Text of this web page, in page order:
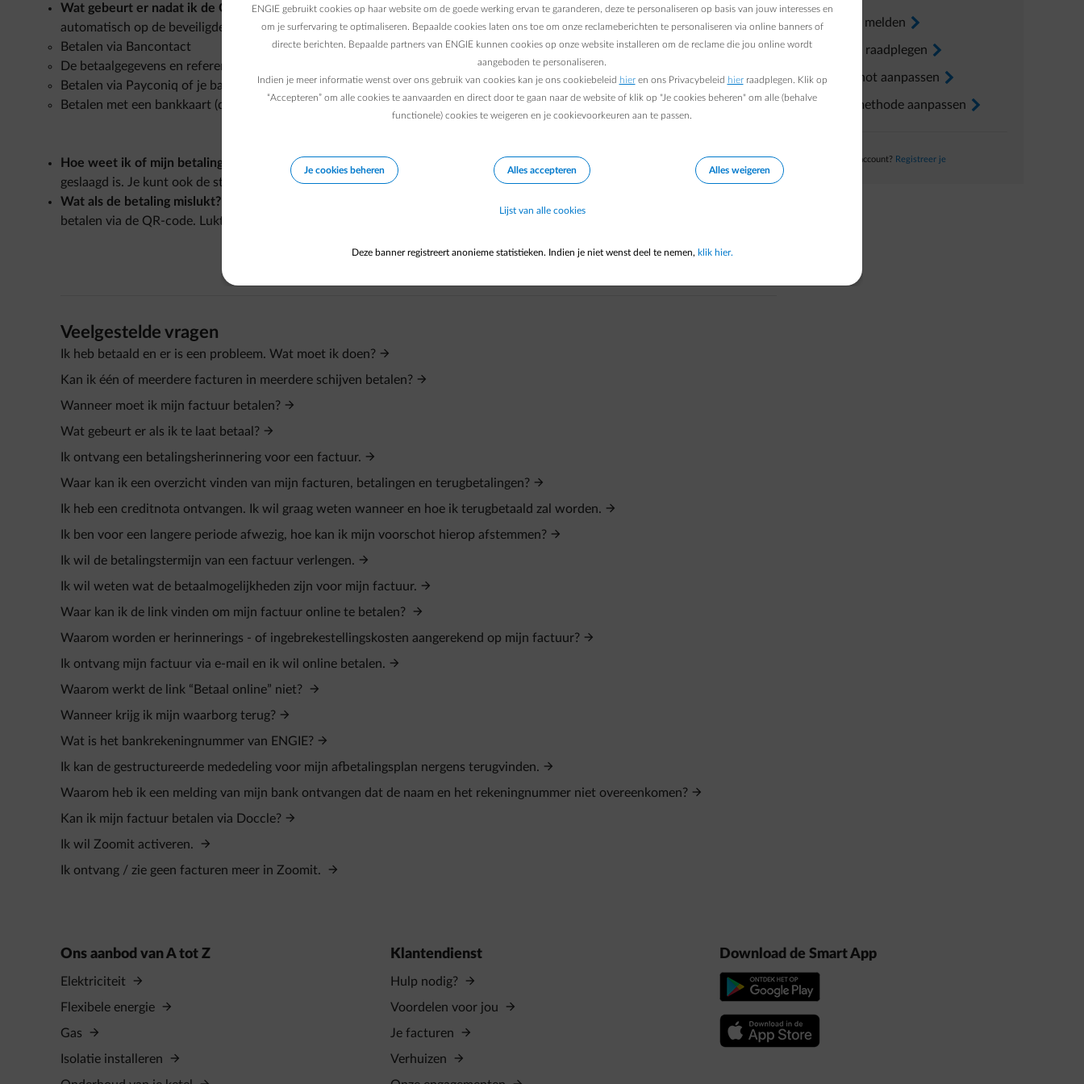
Wat gebeurt er nadat ik de QR-code heb gescand?Na het scannen kom je eerst op een ENGIE-startpagina, en daarna
automatisch op de beveiligde betaalpagina van CCV. Daar heb je verschillende betaalopties:
Betalen via Bancontact
De betaalgegevens en referentie controleren
Betalen via Payconiq of je bankapp (door de QR-code op die pagina te scannen)
Betalen met een bankkaart (door je kaartgegevens in te voeren)
Hoe weet ik of mijn betaling gelukt is?
Na de betaling kom je op een tussenpagina van ENGIE die bevestigt dat je betaling
geslaagd is. Je kunt ook de status van je betaling bekijken in het factuuroverzicht via je klantenzone.
Wat als de betaling mislukt?
betalen via de QR-code. Lukt dat niet, dan kun je altijd een klassieke overschrijving doen.
Veelgestelde vragen
Ik heb betaald en er is een probleem. Wat moet ik doen?
Kan ik één of meerdere facturen in meerdere schijven betalen?
Wanneer moet ik mijn factuur betalen?
Wat gebeurt er als ik te laat betaal?
Ik ontvang een betalingsherinnering voor een factuur.
Waar kan ik een overzicht vinden van mijn facturen, betalingen en terugbetalingen?
Ik heb een creditnota ontvangen. Ik wil graag weten wanneer en hoe ik terugbetaald zal worden.
Ik ben voor een langere periode afwezig, hoe kan ik mijn voorschot hierop afstemmen?
Ik wil de betalingstermijn van een factuur verlengen.
Ik wil weten wat de betaalmogelijkheden zijn voor mijn factuur.
Waar kan ik de link vinden om mijn factuur online te betalen?
Waarom worden er herinnerings - of ingebrekestellingskosten aangerekend op mijn factuur?
Ik ontvang mijn factuur via e-mail en ik wil online betalen.
Waarom werkt de link “Betaal online” niet?
Wanneer krijg ik mijn waarborg terug?
Wat is het bankrekeningnummer van ENGIE?
Ik kan de gestructureerde mededeling voor mijn afbetalingsplan nergens terugvinden.
Waarom heb ik een melding van mijn bank ontvangen dat de naam en het rekeningnummer niet overeenkomen?
Kan ik mijn factuur betalen via Doccle?
Ik wil Zoomit activeren.
Ik ontvang / zie geen facturen meer in Zoomit.
Verhuis melden arrow-right
Factuur raadplegen arrow-right
Voorschot aanpassen arrow-right
Betaalmethode aanpassen arrow-right
Nog geen account? Registreer je
Ons aanbod van A tot Z
Elektriciteit
Flexibele energie
Gas
Isolatie installeren
Klantendienst
Hulp nodig?
Voordelen voor jou
Je facturen
Verhuizen
Download de Smart App
ENGIE gebruikt cookies op haar website om de goede werking ervan te garanderen, deze te personaliseren op basis van jouw interesses en
om je surfervaring te optimaliseren. Bepaalde cookies laten ons toe om onze reclameberichten te personaliseren via online banners of
directe berichten. Bepaalde partners van ENGIE kunnen cookies op onze website installeren om de reclame die jou online wordt
aangeboden te personaliseren.
Indien je meer informatie wenst over ons gebruik van cookies kan je ons cookiebeleid hieren ons Privacybeleid hierraadplegen. Klik op
“Accepteren” om alle cookies te aanvaarden en direct door te gaan naar de website of klik op "Je cookies beheren" om alle (behalve
functionele) cookies te weigeren en je cookievoorkeuren aan te passen.
Je cookies beheren Alles accepteren Alles weigeren
Lijst van alle cookies
Deze banner registreert anonieme statistieken. Indien je niet wenst deel te nemen, klik hier.